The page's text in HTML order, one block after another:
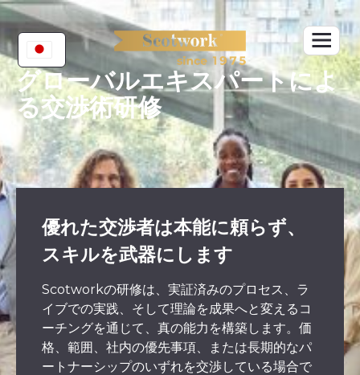
Skip
to
content
グローバルエキスパートによ
る交渉術研修
優れた交渉者は本能に頼らず、
スキルを武器にします
Scotworkの研修は、実証済みのプロセス、ラ
イブでの実践、そして理論を成果へと変えるコ
ーチングを通じて、真の能力を構築します。価
格、範囲、社内の優先事項、または長期的なパ
ートナーシップのいずれを交渉している場合で